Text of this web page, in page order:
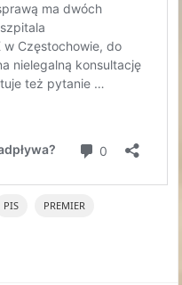
PIS PREMIER